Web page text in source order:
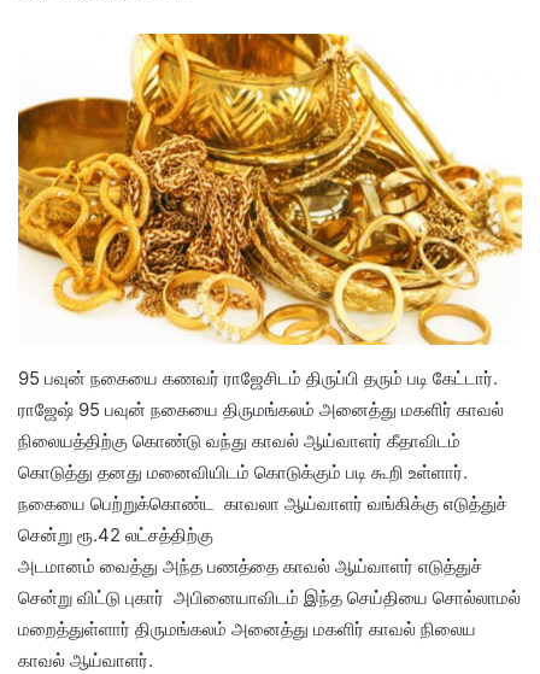
95 பவுன் நகையை கணவர் ராஜேசிடம் திருப்பி தரும் படி கேட்டார்.
ராஜேஷ் 95 பவுன் நகையை திருமங்கலம் அனைத்து மகளிர் காவல்
நிலையத்திற்கு கொண்டு வந்து காவல் ஆய்வாளர் கீதாவிடம்
கொடுத்து தனது மனைவியிடம் கொடுக்கும் படி கூறி உள்ளார்.
நகையை பெற்றுக்கொண்ட காவலா ஆய்வாளர் வங்கிக்கு எடுத்துச்
சென்று ரூ.42 லட்சத்திற்கு
அடமானம் வைத்து அந்த பணத்தை காவல் ஆய்வாளர் எடுத்துச்
சென்று விட்டு புகார் அபினையாவிடம் இந்த செய்தியை சொல்லாமல்
மறைத்துள்ளார் திருமங்கலம் அனைத்து மகளிர் காவல் நிலைய
காவல் ஆய்வாளர்.